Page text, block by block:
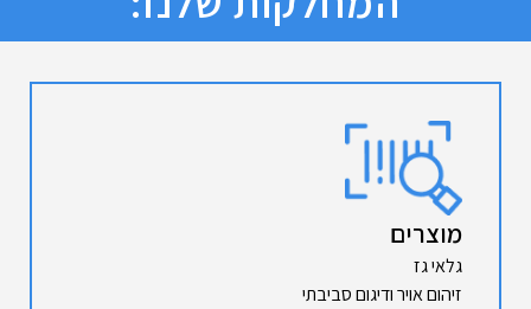
מוצרים
גלאי גז
זיהום אויר ודיגום סביבתי